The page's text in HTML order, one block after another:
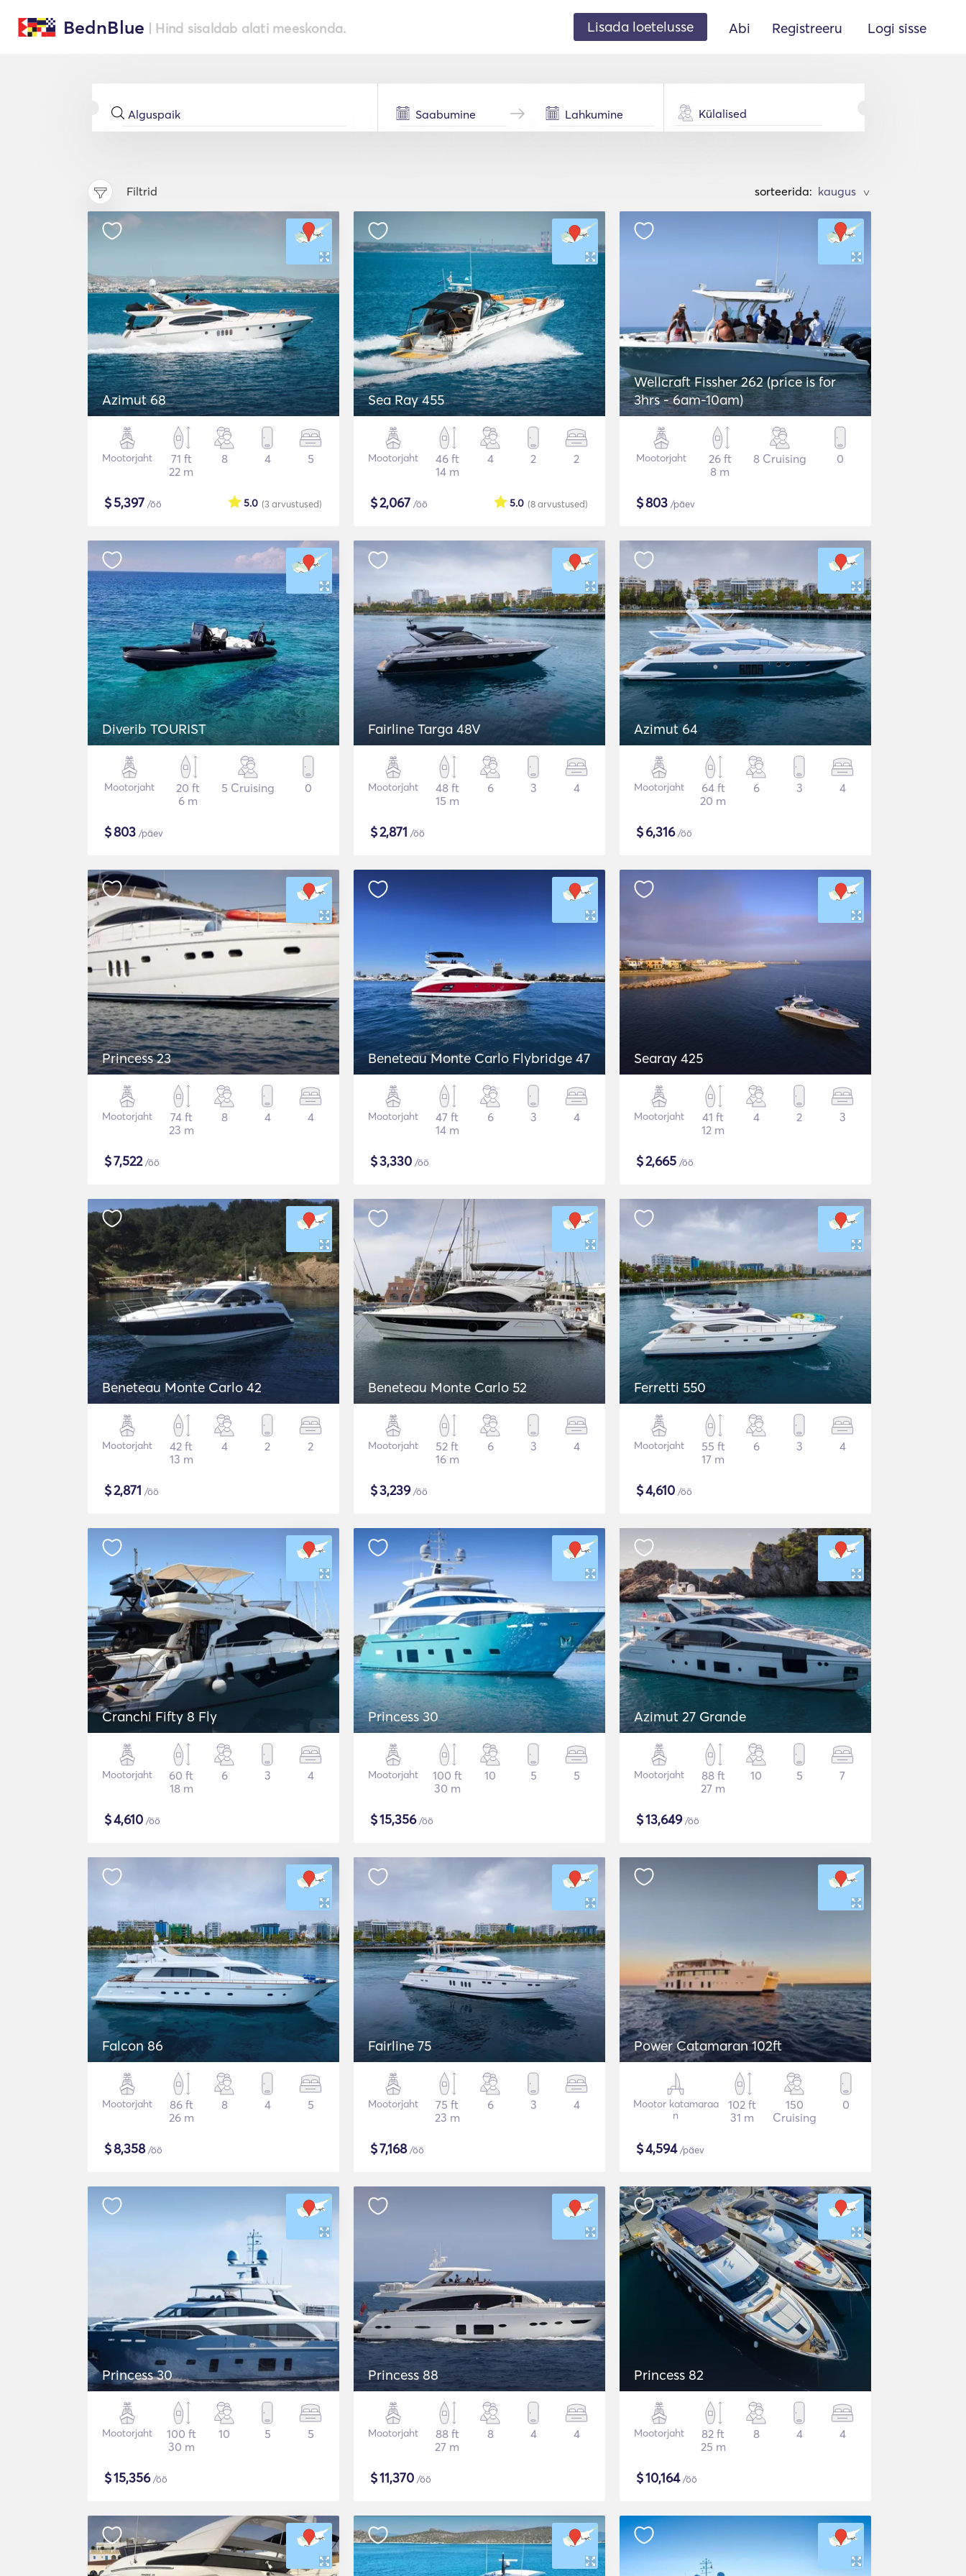
BednBlue | Hind sisaldab alati meeskonda. Lisada loetelusse Abi Registreeru Logi sisse
Külalised
Filtrid sorteerida: >
Azimut 68
Mootorjaht
71 ft
22 m
8 4 5
$5,397 /öö (3arvustused)
5.0
Sea Ray 455
Mootorjaht
46 ft
14 m
4 2 2
$2,067 /öö (8arvustused)
5.0
Wellcraft Fissher 262 (price is for
3hrs - 6am-10am)
Mootorjaht
26 ft
8 m
8 Cruising 0
$803 /päev
Diverib TOURIST
Mootorjaht
20 ft
6 m
5 Cruising 0
$803 /päev
Fairline Targa 48V
Mootorjaht
48 ft
15 m
6 3 4
$2,871 /öö
Azimut 64
Mootorjaht
64 ft
20 m
6 3 4
$6,316/öö
Princess 23
Mootorjaht
74 ft
23 m
8 4 4
$7,522/öö
Beneteau Monte Carlo Flybridge 47
Mootorjaht
47 ft
14 m
6 3 4
$3,330 /öö
Searay 425
Mootorjaht
41 ft
12 m
4 2 3
$2,665 /öö
Beneteau Monte Carlo 42
Mootorjaht
42 ft
13 m
4 2 2
$2,871 /öö
Beneteau Monte Carlo 52
Mootorjaht
52 ft
16 m
6 3 4
$3,239/öö
Ferretti 550
Mootorjaht
55 ft
17 m
6 3 4
$4,610 /öö
Cranchi Fifty 8 Fly
Mootorjaht
60 ft
18 m
6 3 4
$4,610 /öö
Princess 30
Mootorjaht
100 ft
30 m
10 5 5
$15,356/öö
Azimut 27 Grande
Mootorjaht
88 ft
27 m
10 5 7
$13,649/öö
Falcon 86
Mootorjaht
86 ft
26 m
8 4 5
$8,358/öö
Fairline 75
Mootorjaht
75 ft
23 m
6 3 4
$7,168/öö
Power Catamaran 102ft
Mootor katamaraa
n
102 ft
31 m
150
Cruising
0
$4,594/päev
Princess 30
Mootorjaht
100 ft
30 m
10 5 5
$15,356/öö
Princess 88
Mootorjaht
88 ft
27 m
8 4 4
$11,370 /öö
Princess 82
Mootorjaht
82 ft
25 m
8 4 4
$10,164/öö